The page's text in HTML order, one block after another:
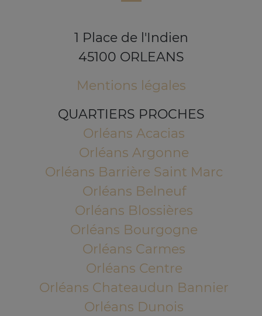
1 Place de l'Indien
45100 ORLEANS
Mentions légales
QUARTIERS PROCHES
Orléans Acacias
Orléans Argonne
Orléans Barrière Saint Marc
Orléans Belneuf
Orléans Blossières
Orléans Bourgogne
Orléans Carmes
Orléans Centre
Orléans Chateaudun Bannier
Orléans Dunois